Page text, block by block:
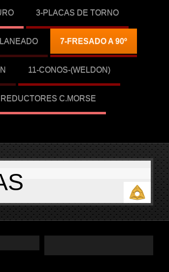
3-PLACAS DE TORNO
7-FRESADO A 90º
11-CONOS-(WELDON)
C.MORSE